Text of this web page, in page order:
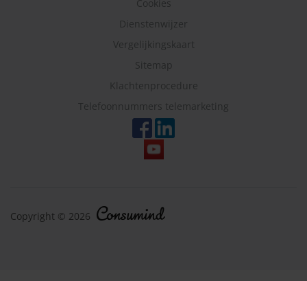
Cookies
Dienstenwijzer
Vergelijkingskaart
Sitemap
Klachtenprocedure
Telefoonnummers telemarketing
Copyright © 2026